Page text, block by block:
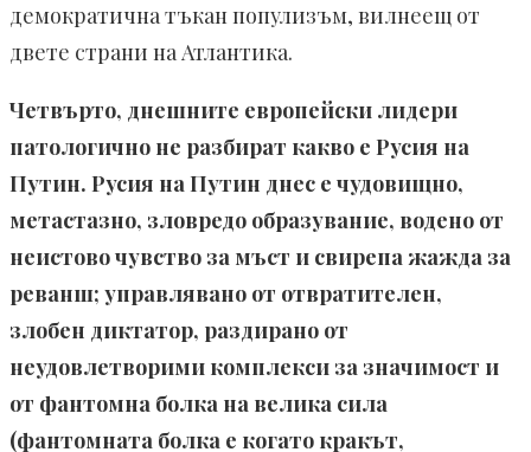
демократична тъкан популизъм, вилнеещ от
двете страни на Атлантика.
Четвърто, днешните европейски лидери
патологично не разбират какво е Русия на
Путин. Русия на Путин днес е чудовищно,
метастазно, зловредо образувание, водено от
неистово чувство за мъст и свирепа жажда за
реванш; управлявано от отвратителен,
злобен диктатор, раздирано от
неудовлетворими комплекси за значимост и
от фантомна болка на велика сила
(фантомната болка е когато кракът,